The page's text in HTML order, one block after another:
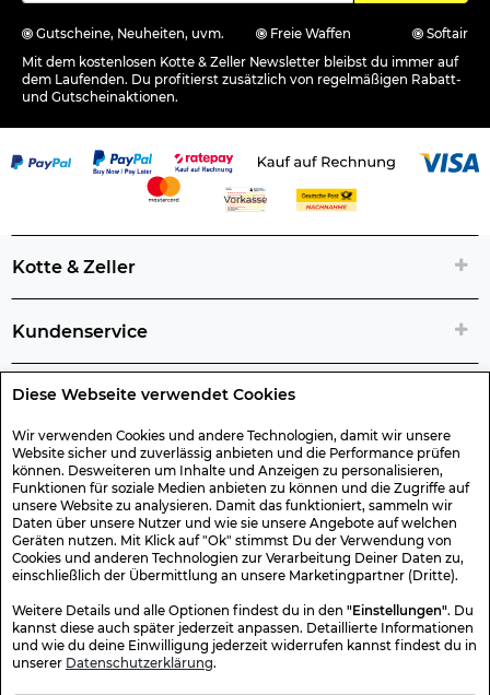
Diese Webseite verwendet Cookies
Wir verwenden Cookies und andere Technologien, damit wir unsere
Website sicher und zuverlässig anbieten und die Performance prüfen
können. Desweiteren um Inhalte und Anzeigen zu personalisieren,
Funktionen für soziale Medien anbieten zu können und die Zugriffe auf
unsere Website zu analysieren. Damit das funktioniert, sammeln wir
Daten über unsere Nutzer und wie sie unsere Angebote auf welchen
Geräten nutzen. Mit Klick auf "Ok" stimmst Du der Verwendung von
Cookies und anderen Technologien zur Verarbeitung Deiner Daten zu,
einschließlich der Übermittlung an unsere Marketingpartner (Dritte).
Weitere Details und alle Optionen findest du in den "Einstellungen". Du
kannst diese auch später jederzeit anpassen. Detaillierte Informationen
und wie du deine Einwilligung jederzeit widerrufen kannst findest du in
unserer Datenschutzerklärung.
Gutscheine, Neuheiten, uvm. Freie Waffen
Softair
Mit dem kostenlosen Kotte & Zeller Newsletter bleibst du immer auf
dem Laufenden. Du profitierst zusätzlich von regelmäßigen Rabatt-
und Gutscheinaktionen.
Kotte & Zeller
Kundenservice
Rechtliche Artikelinfos
Geschenk-Gutscheine
Versand & Rücksendung
Sicher Einkaufen